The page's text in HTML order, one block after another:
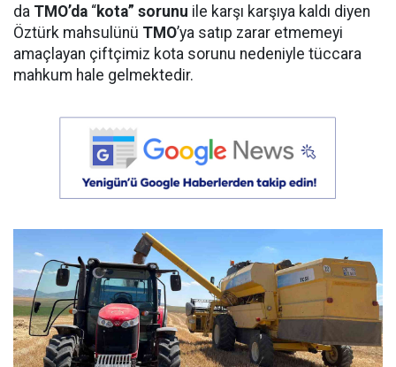
da TMO’da “kota” sorunu ile karşı karşıya kaldı diyen
Öztürk mahsulünü TMO’ya satıp zarar etmemeyi
amaçlayan çiftçimiz kota sorunu nedeniyle tüccara
mahkum hale gelmektedir.